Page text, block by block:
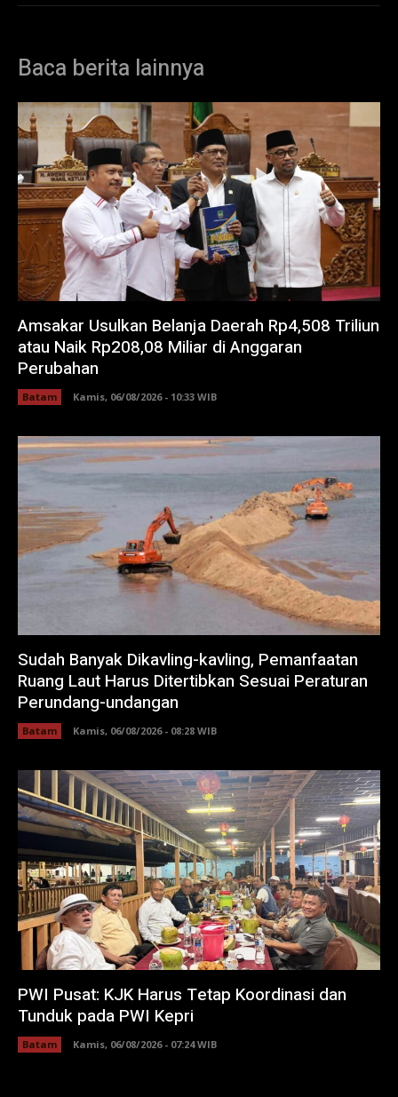
Baca berita lainnya
Amsakar Usulkan Belanja Daerah Rp4,508 Triliun
atau Naik Rp208,08 Miliar di Anggaran
Perubahan
Batam Kamis, 06/08/2026 - 10:33 WIB
Sudah Banyak Dikavling-kavling, Pemanfaatan
Ruang Laut Harus Ditertibkan Sesuai Peraturan
Perundang-undangan
Batam Kamis, 06/08/2026 - 08:28 WIB
PWI Pusat: KJK Harus Tetap Koordinasi dan
Tunduk pada PWI Kepri
Batam Kamis, 06/08/2026 - 07:24 WIB